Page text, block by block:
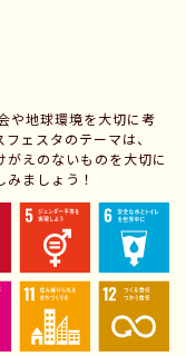
や地球環境を大切に考
ェスタのテーマは、
がえのないものを大切に
ましょう！